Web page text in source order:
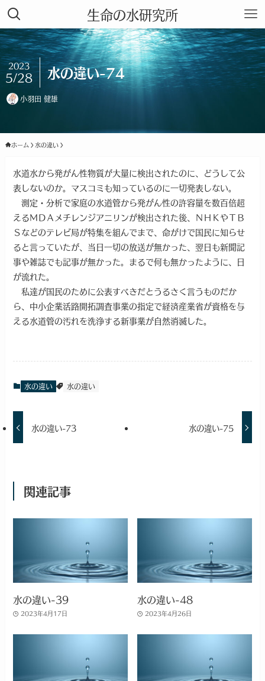
生命の水研究所
水の違い-74
2023
5/28
小羽田 健雄
ホーム 水の違い
水道水から発がん性物質が大量に検出されたのに、どうして公
表しないのか。マスコミも知っているのに一切発表しない。
測定・分析で家庭の水道管から発がん性の許容量を数百倍超
えるＭＤＡメチレンジアニリンが検出された後、ＮＨＫやＴＢ
Ｓなどのテレビ局が特集を組んでまで、命がけで国民に知らせ
ると言っていたが、当日一切の放送が無かった、翌日も新聞記
事や雑誌でも記事が無かった。まるで何も無かったように、日
が流れた。
私達が国民のために公表すべきだとうるさく言うものだか
ら、中小企業活路開拓調査事業の指定で経済産業省が資格を与
える水道管の汚れを洗浄する新事業が自然消滅した。
水の違い 水の違い
水の違い-73 水の違い-75
関連記事
水の違い-39
2023年4月17日
水の違い-48
2023年4月26日